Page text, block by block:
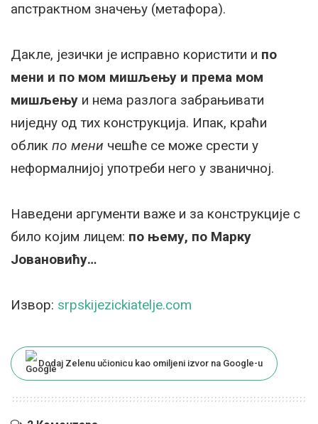
апстрактном значењу (метафора).
Дакле, језички је исправно користити и по
мени и по мом мишљењу и према мом
мишљењу и нема разлога забрањивати
ниједну од тих конструкција. Ипак, краћи
облик по мени чешће се може срести у
неформалнијој употреби него у званичној.
Наведени аргументи важе и за конструкције с
било којим лицем: по њему, по Марку
Јовановићу…
Извор: srpskijezickiatelje.com
Dodaj Zelenu učionicu kao omiljeni izvor na Google-u